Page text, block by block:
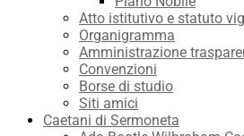
Atto istitutivo e statuto
Organigramma
Amministrazione
Convenzioni
Borse di studio
Siti amici
Caetani di Sermoneta